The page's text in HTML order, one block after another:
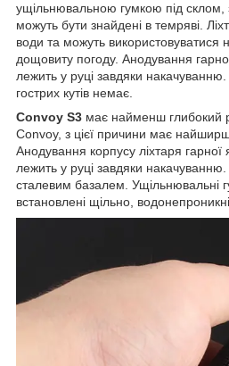
ущільнювальною гумкою під склом,
можуть бути знайдені в темряві.
води та можуть використовуватися
дощовиту погоду. Анодування
лежить у руці завдяки
гострих кутів немає.
Convoy S3 має найменш глибокий
Convoy, з цієї причини має
Анодування корпусу ліхтаря гарної
лежить у руці завдяки
сталевим базалем. Ущільнювальні
встановлені щільно,